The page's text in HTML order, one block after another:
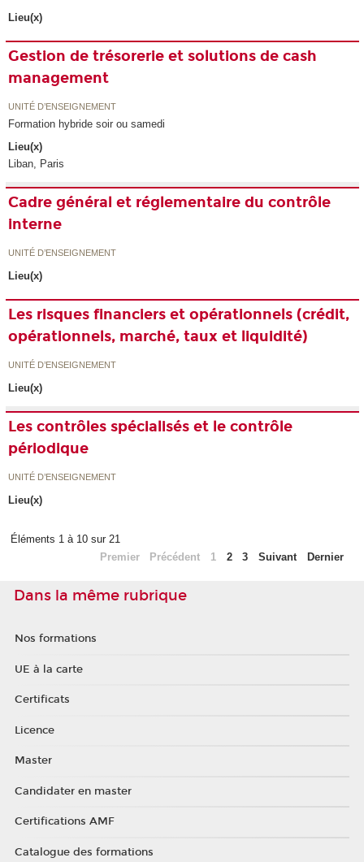
Lieu(x)
Gestion de trésorerie et solutions de cash
management
UNITÉ D’ENSEIGNEMENT
Formation hybride soir ou samedi
Lieu(x)
Liban, Paris
Cadre général et réglementaire du contrôle
interne
UNITÉ D’ENSEIGNEMENT
Lieu(x)
Les risques financiers et opérationnels (crédit,
opérationnels, marché, taux et liquidité)
UNITÉ D’ENSEIGNEMENT
Lieu(x)
Les contrôles spécialisés et le contrôle
périodique
UNITÉ D’ENSEIGNEMENT
Lieu(x)
Éléments 1 à 10 sur 21
Premier
Précédent 1 2 3 Suivant Dernier
Dans la même rubrique
Nos formations
UE à la carte
Certificats
Licence
Master
Candidater en master
Certifications AMF
Catalogue des formations